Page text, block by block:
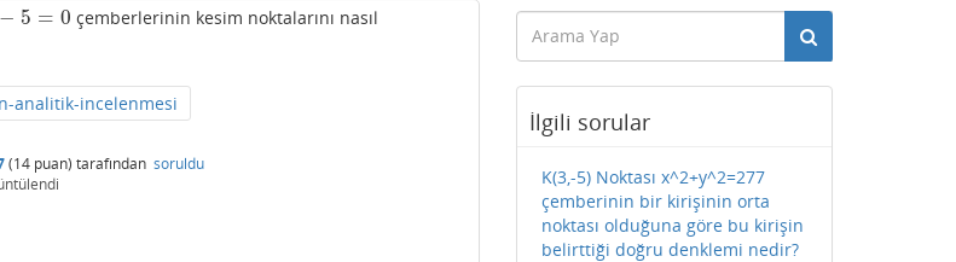
− 5 = 0 çemberlerinin kesim noktalarını nasıl
analitik-incelenmesi
(14 puan) tarafından soruldu
İlgili sorular
K(3,-5) Noktası x^2+y^2=277
çemberinin bir kirişinin orta
noktası olduğuna göre bu kirişin
belirttiği doğru denklemi nedir?